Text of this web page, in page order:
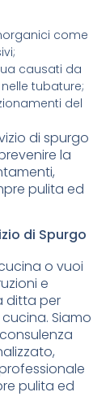
come
causati da
tubature;
del
di spurgo
la
pulita ed
di Spurgo
o vuoi
e
ditta per
Siamo
pulita ed